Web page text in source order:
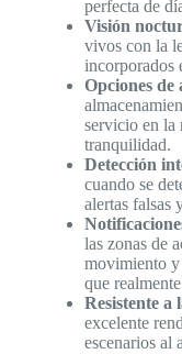
perfecta de
Visión
vivos con la
incorporados
Opciones de
servicio en la
tranquilidad.
Detección
cuando se
alertas falsas
las zonas de
movimiento y
que
Resistente a
excelente
escenarios al